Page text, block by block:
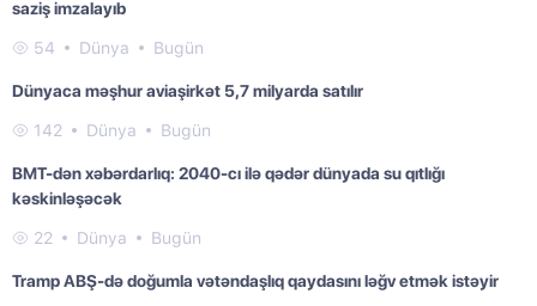
saziş imzalayıb
54 Dünya Bugün
Dünyaca məşhur aviaşirkət 5,7 milyarda satılır
142 Dünya Bugün
BMT-dən xəbərdarlıq: 2040-cı ilə qədər dünyada su qıtlığı
kəskinləşəcək
22 Dünya Bugün
Tramp ABŞ-də doğumla vətəndaşlıq qaydasını ləğv etmək istəyir